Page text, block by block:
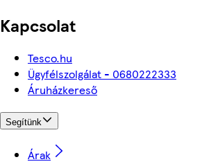
Kapcsolat
Tesco.hu
Ügyfélszolgálat - 0680222333
Áruházkereső
Segítünk
Árak